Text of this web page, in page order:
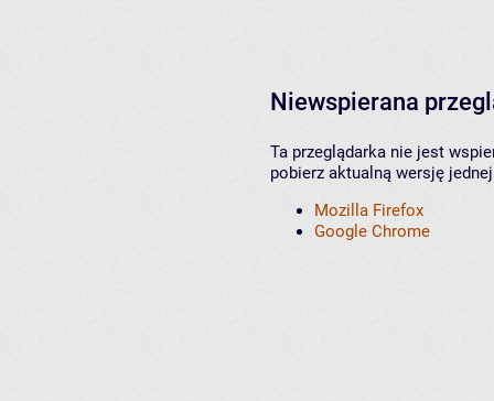
Niewspierana
Ta przeglądarka nie jest
pobierz aktualną wersję
Mozilla Firefox
Google Chrome